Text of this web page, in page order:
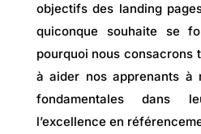
objectifs des landing
quiconque souhaite se
pourquoi nous
à aider nos apprenants à
fondamentales dans
l’excellence en